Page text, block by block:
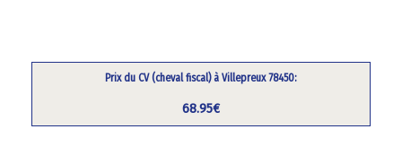
Prix du CV (cheval fiscal) à Villepreux 78450:
68.95€